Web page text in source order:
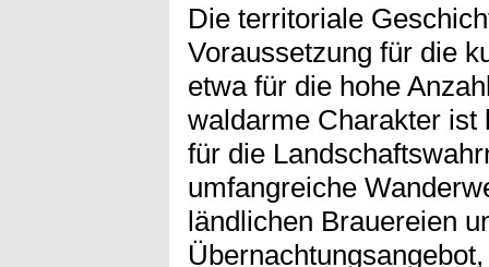
Die territoriale
Voraussetzung für die
etwa für die hohe
waldarme Charakter ist
für die
umfangreiche
ländlichen Brauereien